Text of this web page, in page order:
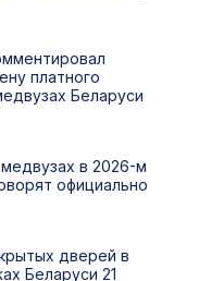
платного
Беларуси
в 2026-м
официально
дверей в
Беларуси 21